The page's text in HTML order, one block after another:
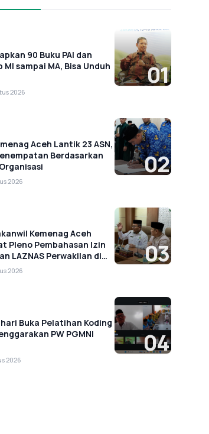
90 Buku PAI dan
MI sampai MA, Bisa Unduh
2026
01
Aceh Lantik 23 ASN,
Berdasarkan
2026
02
Kemenag Aceh
Pleno Pembahasan Izin
LAZNAS Perwakilan di
2026
03
Buka Pelatihan Koding
PW PGMNI
2026
04